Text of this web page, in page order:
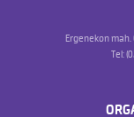
Ergenekon mah.
Tel: